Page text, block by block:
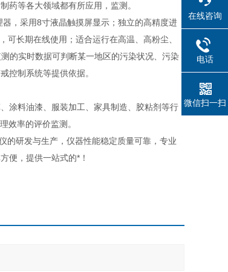
药等各大领域都有所应用，监测。
，采用8寸液晶触摸屏显示；独立的高精度进
长期在线使用；适合运行在高温、高粉尘、
的实时数据可判断某一地区的污染状况、污染
控制系统等提供依据。
涂料油漆、服装加工、家具制造、胶粘剂等行
效率的评价监测。
的研发与生产，仪器性能稳定质量可靠，专业
便，提供一站式的*！
在线咨询
电话
微信扫一扫